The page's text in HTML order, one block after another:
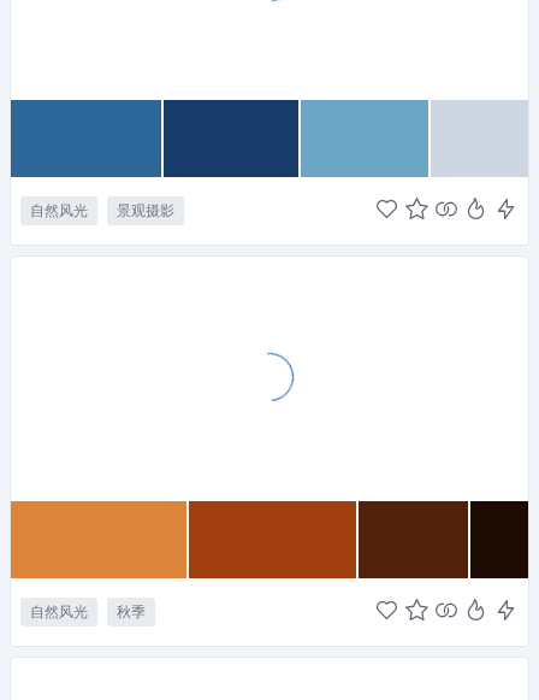
自然风光 景观摄影
自然风光 秋季